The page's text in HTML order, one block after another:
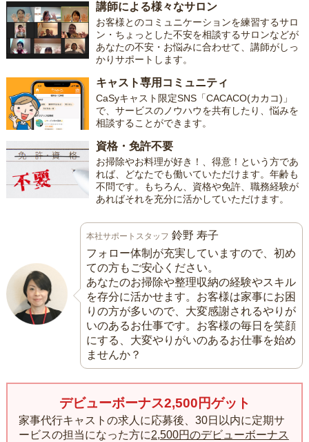
講師による様々なサロン
お客様とのコミュニケーションを練習するサロ
ン・ちょっとした不安を相談するサロンなどが
あなたの不安・お悩みに合わせて、講師がしっ
かりサポートします。
キャスト専用コミュニティ
CaSyキャスト限定SNS「CACACO(カカコ)」
で、サービスのノウハウを共有したり、悩みを
相談することができます。
資格・免許不要
お掃除やお料理が好き！、得意！という方であ
れば、どなたでも働いていただけます。年齢も
不問です。もちろん、資格や免許、職務経験が
あればそれを充分に活かしていただけます。
本社サポートスタッフ 鈴野 寿子
フォロー体制が充実していますので、初め
ての方もご安心ください。
あなたのお掃除や整理収納の経験やスキル
を存分に活かせます。お客様は家事にお困
りの方が多いので、大変感謝されるやりが
いのあるお仕事です。お客様の毎日を笑顔
にする、大変やりがいのあるお仕事を始め
ませんか？
デビューボーナス2,500円ゲット
家事代行キャストの求人に応募後、30日以内に定期サ
ービスの担当になった方に2,500円のデビューボーナス